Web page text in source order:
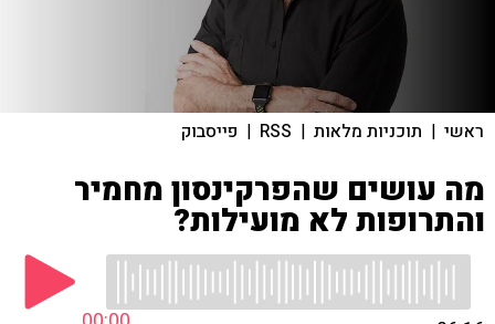
ראשי | תוכניות מלאות |
RSS
| פייסבוק
מה עושים שהפרקינסון מחמיר
והתרופות לא מועילות?